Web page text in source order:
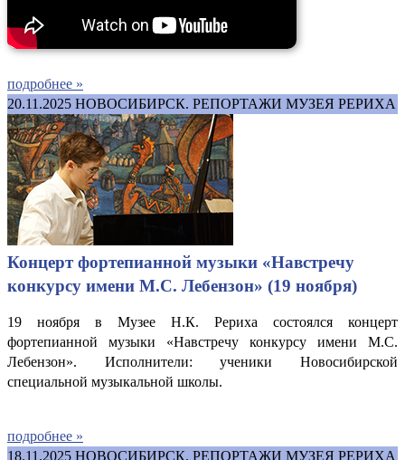
подробнее »
20.11.2025 НОВОСИБИРСК. РЕПОРТАЖИ МУЗЕЯ РЕРИХА
Концерт фортепианной музыки «Навстречу
конкурсу имени М.С. Лебензон» (19 ноября)
19 ноября в Музее Н.К. Рериха состоялся концерт
фортепианной музыки «Навстречу конкурсу имени М.С.
Лебензон». Исполнители: ученики Новосибирской
специальной музыкальной школы.
подробнее »
18.11.2025 НОВОСИБИРСК. РЕПОРТАЖИ МУЗЕЯ РЕРИХА